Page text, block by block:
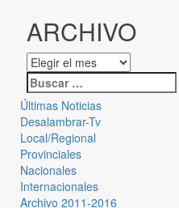
ARCHIVO
Últimas Noticias
Desalambrar-Tv
Local/Regional
Provinciales
Nacionales
Internacionales
Archivo 2011-2016